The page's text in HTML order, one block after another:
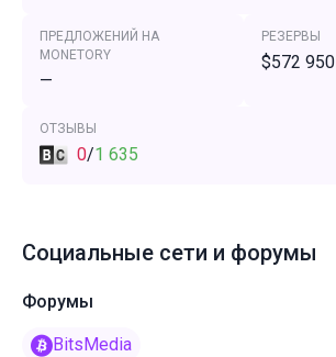
ПРЕДЛОЖЕНИЙ НА
MONETORY
—
РЕЗЕРВЫ
$572 950
ОТЗЫВЫ
0/1 635
Социальные сети и форумы
Форумы
BitsMedia